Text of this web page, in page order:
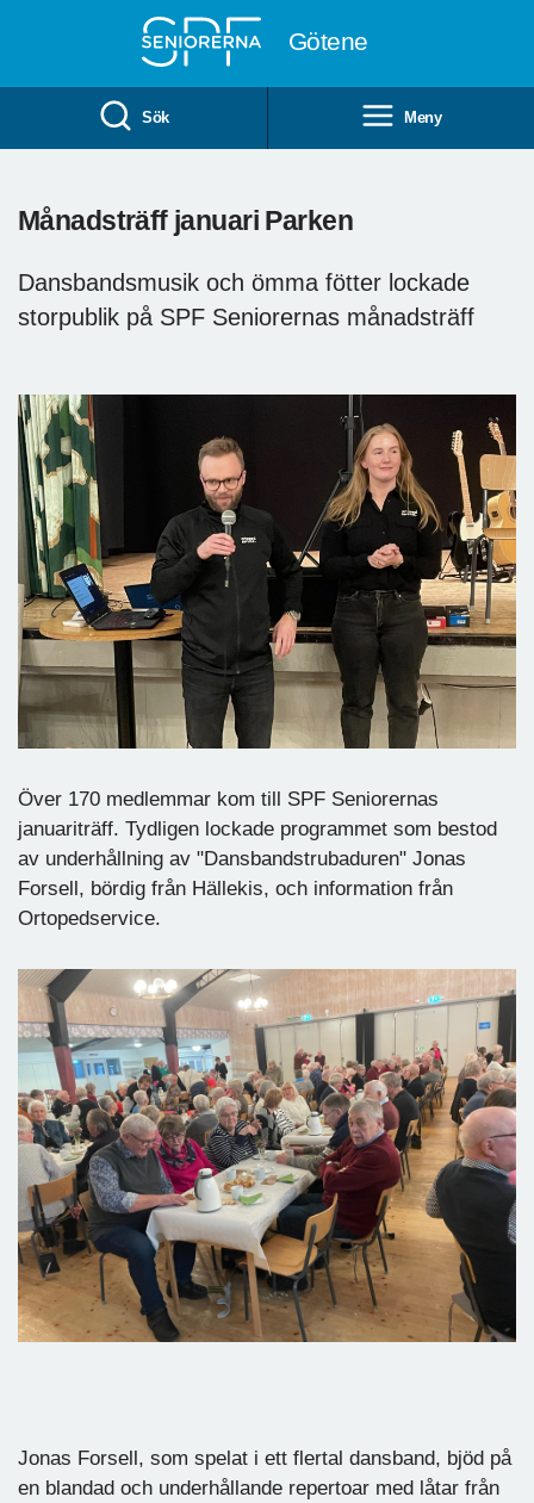
Götene
Sök Meny
Månadsträff januari Parken
Dansbandsmusik och ömma fötter lockade
storpublik på SPF Seniorernas månadsträff
Över 170 medlemmar kom till SPF Seniorernas
januariträff. Tydligen lockade programmet som bestod
av underhållning av "Dansbandstrubaduren" Jonas
Forsell, bördig från Hällekis, och information från
Ortopedservice.
Jonas Forsell, som spelat i ett flertal dansband, bjöd på
en blandad och underhållande repertoar med låtar från